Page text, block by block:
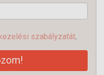
szabályzatát.